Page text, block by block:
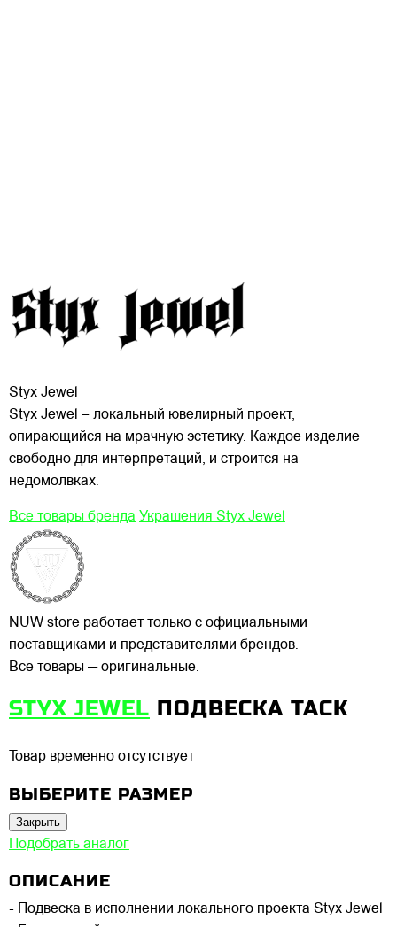
Styx Jewel
Styx Jewel – локальный ювелирный проект,
опирающийся на мрачную эстетику. Каждое изделие
свободно для интерпретаций, и строится на
недомолвках.
Все товары бренда Украшения Styx Jewel
NUW store работает только с официальными
поставщиками и представителями брендов.
Все товары — оригинальные.
STYX JEWEL ПОДВЕСКА TACK
Товар временно отсутствует
ВЫБЕРИТЕ РАЗМЕР
Закрыть
Подобрать аналог
ОПИСАНИЕ
- Подвеска в исполнении локального проекта Styx Jewel